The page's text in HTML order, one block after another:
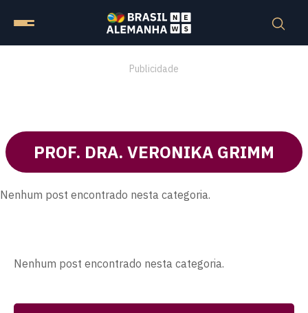
Publicidade
PROF. DRA. VERONIKA GRIMM
Nenhum post encontrado nesta categoria.
Nenhum post encontrado nesta categoria.